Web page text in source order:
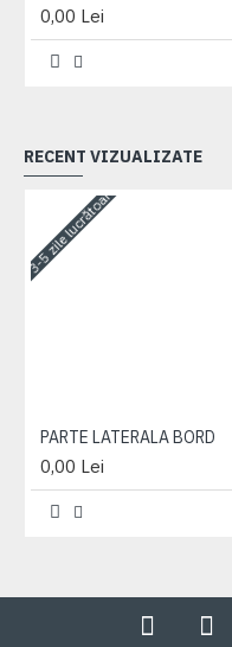
0,00 Lei
RECENT VIZUALIZATE
3-5 zile lucrătoare
PARTE LATERALA BORD
0,00 Lei